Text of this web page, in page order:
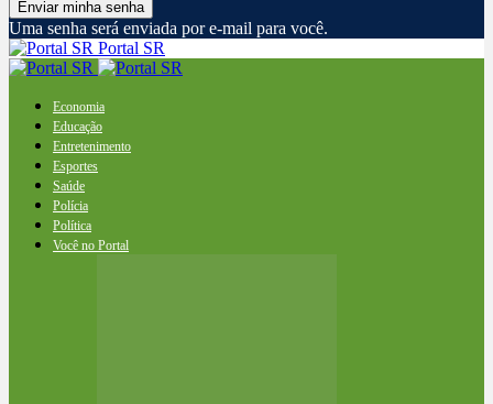
Uma senha será enviada por e-mail para você.
Portal SR
Economia
Educação
Entretenimento
Esportes
Saúde
Polícia
Política
Você no Portal